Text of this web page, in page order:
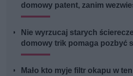
domowy patent, zanim
Nie wyrzucaj starych
domowy trik pomaga pozbyć
Mało kto myje filtr okapu w